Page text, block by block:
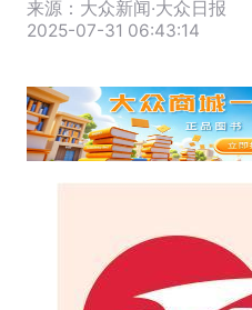
来源：大众新闻·大众日报
2025-07-31 06:43:14